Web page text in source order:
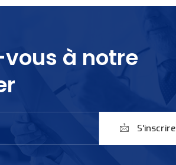
à notre
S'inscrire